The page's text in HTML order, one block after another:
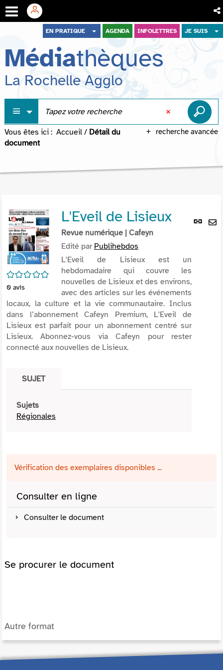
menu
contenu
recherche
EN PRATIQUE AGENDA INFOLETTRES JE SUIS
Médiathèques
La Rochelle Agglo
recherche avancée
Vous êtes ici : Accueil / Détail du
document
Lien
/5
0 avis
L'Eveil de Lisieux
Revue numérique | Cafeyn
Edité par Publihebdos
L'Eveil de Lisieux est un
hebdomadaire qui couvre les
nouvelles de Lisieux et des environs,
avec des articles sur les événements
locaux, la culture et la vie communautaire. Inclus
dans l’abonnement Cafeyn Premium, L'Eveil de
Lisieux est parfait pour un abonnement centré sur
Lisieux. Abonnez-vous via Cafeyn pour rester
connecté aux nouvelles de Lisieux.
SUJET
Sujets
Régionales
Vérification des exemplaires disponibles ...
Consulter en ligne
Consulter le document
Se procurer le document
Autre format